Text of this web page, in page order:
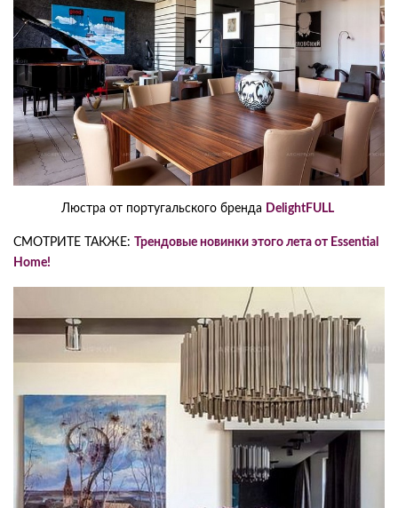
Люстра от португальского бренда DelightFULL
СМОТРИТЕ ТАКЖЕ:
Трендовые новинки этого лета от Essential
Home!